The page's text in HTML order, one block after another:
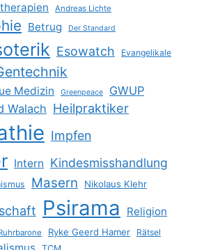
Andreas Lichte
Betrug Der Standard
Esowatch Evangelikale
Medizin Greenpeace GWUP
Walach Heilpraktiker
Impfen
Intern Kindesmisshandlung
Masern Nikolaus Klehr
Psirama Religion
Ryke Geerd Hamer Rätsel